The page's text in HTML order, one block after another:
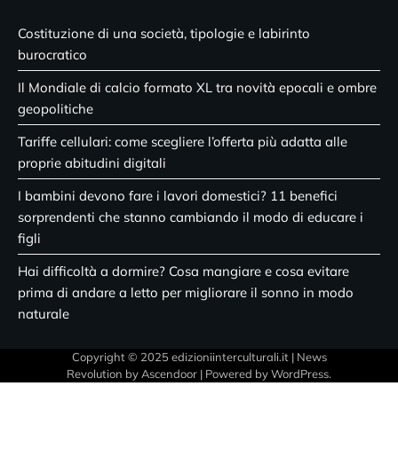
Costituzione di una società, tipologie e labirinto
burocratico
Il Mondiale di calcio formato XL tra novità epocali e ombre
geopolitiche
Tariffe cellulari: come scegliere l’offerta più adatta alle
proprie abitudini digitali
I bambini devono fare i lavori domestici? 11 benefici
sorprendenti che stanno cambiando il modo di educare i
figli
Hai difficoltà a dormire? Cosa mangiare e cosa evitare
prima di andare a letto per migliorare il sonno in modo
naturale
Copyright © 2025 edizioniinterculturali.it | News
Revolution byAscendoor | Powered byWordPress.